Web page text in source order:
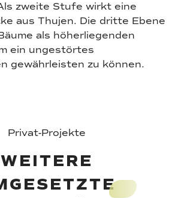
zweite Stufe wirkt eine
aus Thujen. Die dritte Ebene
als höherliegenden
ein ungestörtes
gewährleisten zu können.
Privat-Projekte
WEITERE